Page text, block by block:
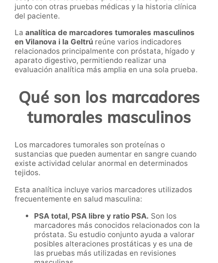
junto con otras pruebas médicas y la historia clínica
del paciente.
La analítica de marcadores tumorales masculinos
en Vilanova i la Geltrú reúne varios indicadores
relacionados principalmente con próstata, hígado y
aparato digestivo, permitiendo realizar una
evaluación analítica más amplia en una sola prueba.
Qué son los marcadores
tumorales masculinos
Los marcadores tumorales son proteínas o
sustancias que pueden aumentar en sangre cuando
existe actividad celular anormal en determinados
tejidos.
Esta analítica incluye varios marcadores utilizados
frecuentemente en salud masculina:
PSA total, PSA libre y ratio PSA. Son los
marcadores más conocidos relacionados con la
próstata. Su estudio conjunto ayuda a valorar
posibles alteraciones prostáticas y es una de
las pruebas más utilizadas en revisiones